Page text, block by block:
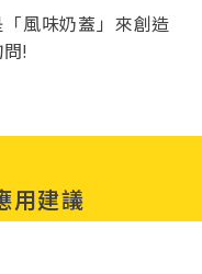
風味奶蓋」來創造
!
用建議